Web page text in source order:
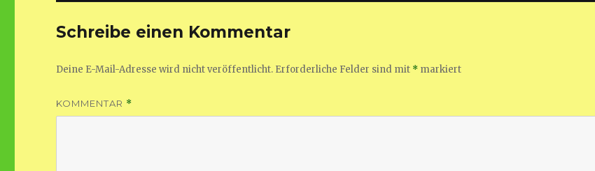
Schreibe einen Kommentar
Deine E-Mail-Adresse wird nicht veröffentlicht. Erforderliche Felder sind mit * markiert
KOMMENTAR *